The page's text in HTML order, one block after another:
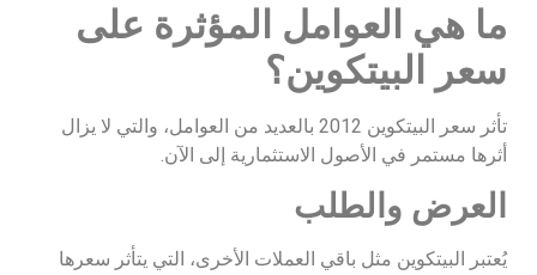
ما هي العوامل المؤثرة على
سعر البيتكوين؟
تأثر سعر البيتكوين 2012 بالعديد من العوامل، والتي لا يزال
أثرها مستمر في الأصول الاستثمارية إلى الآن.
العرض والطلب
يُعتبر البيتكوين مثل باقي العملات الأخرى، التي يتأثر سعرها